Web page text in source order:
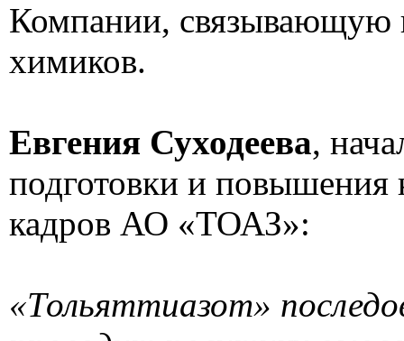
Компании, связывающую
химиков.
Евгения Суходеева,
подготовки и повышения
кадров АО «ТОАЗ»:
«Тольяттиазот»